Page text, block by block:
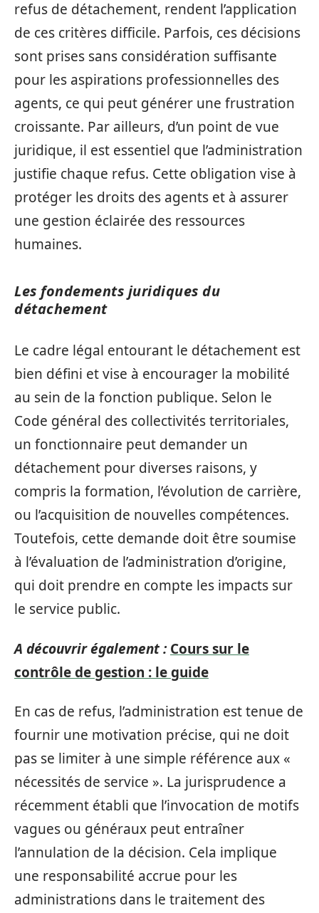
refus de détachement, rendent l’application
de ces critères difficile. Parfois, ces décisions
sont prises sans considération suffisante
pour les aspirations professionnelles des
agents, ce qui peut générer une frustration
croissante. Par ailleurs, d’un point de vue
juridique, il est essentiel que l’administration
justifie chaque refus. Cette obligation vise à
protéger les droits des agents et à assurer
une gestion éclairée des ressources
humaines.
Les fondements juridiques du
détachement
Le cadre légal entourant le détachement est
bien défini et vise à encourager la mobilité
au sein de la fonction publique. Selon le
Code général des collectivités territoriales,
un fonctionnaire peut demander un
détachement pour diverses raisons, y
compris la formation, l’évolution de carrière,
ou l’acquisition de nouvelles compétences.
Toutefois, cette demande doit être soumise
à l’évaluation de l’administration d’origine,
qui doit prendre en compte les impacts sur
le service public.
A découvrir également : Cours sur le
contrôle de gestion : le guide
En cas de refus, l’administration est tenue de
fournir une motivation précise, qui ne doit
pas se limiter à une simple référence aux «
nécessités de service ». La jurisprudence a
récemment établi que l’invocation de motifs
vagues ou généraux peut entraîner
l’annulation de la décision. Cela implique
une responsabilité accrue pour les
administrations dans le traitement des